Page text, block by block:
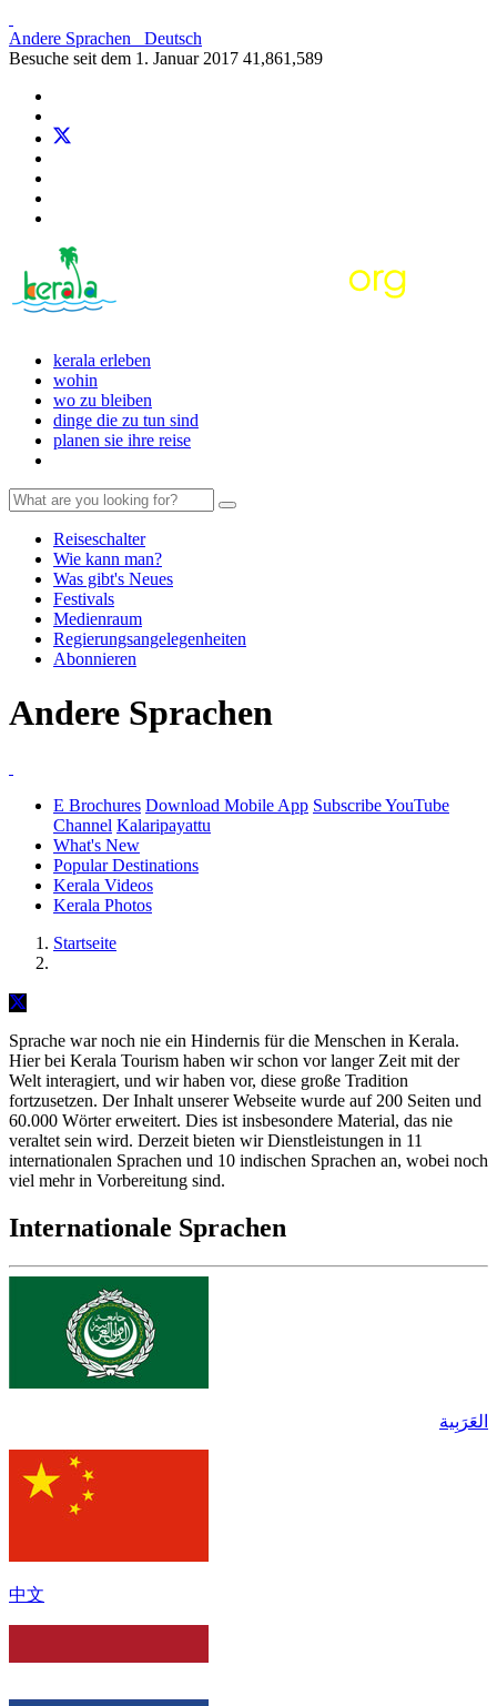
Andere Sprachen
Deutsch
Besuche seit dem 1. Januar 2017 41,861,589
kerala erleben
wohin
wo zu bleiben
dinge die zu tun sind
planen sie ihre reise
Reiseschalter
Wie kann man?
Was gibt's Neues
Festivals
Medienraum
Regierungsangelegenheiten
Abonnieren
Andere Sprachen
E Brochures Download Mobile App Subscribe YouTube
Channel Kalaripayattu
What's New
Popular Destinations
Kerala Videos
Kerala Photos
Startseite
Sprache war noch nie ein Hindernis für die Menschen in Kerala.
Hier bei Kerala Tourism haben wir schon vor langer Zeit mit der
Welt interagiert, und wir haben vor, diese große Tradition
fortzusetzen. Der Inhalt unserer Webseite wurde auf 200 Seiten und
60.000 Wörter erweitert. Dies ist insbesondere Material, das nie
veraltet sein wird. Derzeit bieten wir Dienstleistungen in 11
internationalen Sprachen und 10 indischen Sprachen an, wobei noch
viel mehr in Vorbereitung sind.
Internationale Sprachen
中文